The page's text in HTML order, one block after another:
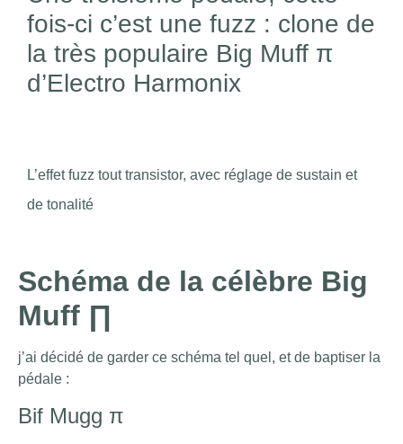
fois-ci c’est une fuzz : clone de
la très populaire Big Muff π
d’Electro Harmonix
L’effet fuzz tout transistor, avec réglage de sustain et
de tonalité
Schéma de la célèbre Big
Muff ∏
j’ai décidé de garder ce schéma tel quel, et de baptiser la
pédale :
Bif Mugg π